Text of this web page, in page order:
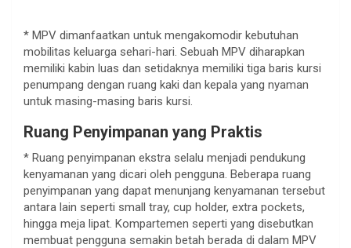
* MPV dimanfaatkan untuk mengakomodir kebutuhan
mobilitas keluarga sehari-hari. Sebuah MPV diharapkan
memiliki kabin luas dan setidaknya memiliki tiga baris kursi
penumpang dengan ruang kaki dan kepala yang nyaman
untuk masing-masing baris kursi.
Ruang Penyimpanan yang Praktis
* Ruang penyimpanan ekstra selalu menjadi pendukung
kenyamanan yang dicari oleh pengguna. Beberapa ruang
penyimpanan yang dapat menunjang kenyamanan tersebut
antara lain seperti small tray, cup holder, extra pockets,
hingga meja lipat. Kompartemen seperti yang disebutkan
membuat pengguna semakin betah berada di dalam MPV